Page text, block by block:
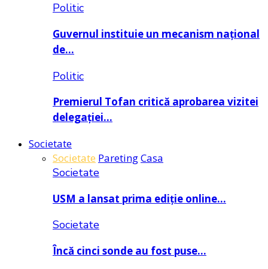
Politic
Guvernul instituie un mecanism național
de…
Politic
Premierul Tofan critică aprobarea vizitei
delegației…
Societate
Societate ParetingCasa
Societate
USM a lansat prima ediție online…
Societate
Încă cinci sonde au fost puse…